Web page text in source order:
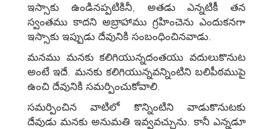
ఇస్సాకు ఉండినప్పటికినీ, అతడు ఎన్నటికీ తన
స్వంతము కాదని అబ్రాహాము గ్రహించెను ఎందుకనగా
ఇస్సాకు ఇప్పుడు దేవునికి సంబంధించినవాడు.
మనము మనకు కలిగియున్నదంతయు వదులుకొనుట
అంటే ఇదే. మనకు కలిగియున్నవన్నింటిని బలిపీఠముపై
ఉంచి దేవునికి సమర్పించుకోవాలి.
సమర్పించిన వాటిలో కొన్నింటిని వాడుకొనుటకు
దేవుడు మనకు అనుమతి ఇవ్వవచ్చును. కానీ ఎన్నడూ